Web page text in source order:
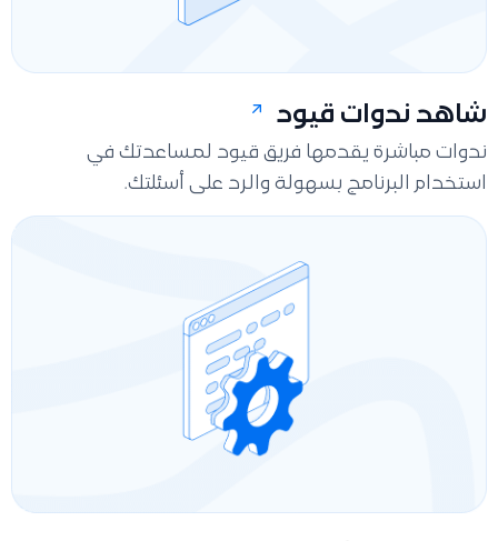
شاهد ندوات قيود
ندوات مباشرة يقدمها فريق قيود لمساعدتك في
استخدام البرنامج بسهولة والرد على أسئلتك.